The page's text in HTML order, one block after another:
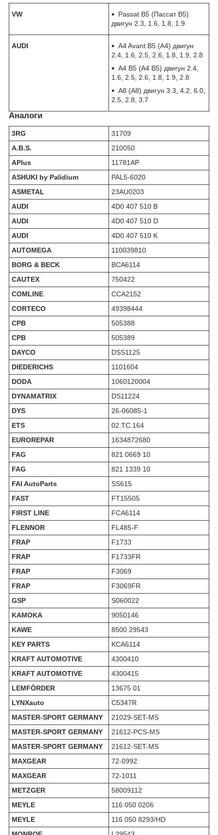
VW
Passat B5 (Пассат В5)
двигун 2.3, 1.6, 1.8, 1.9
AUDI
A4 Avant B5 (А4) двигун
2.4, 1.6, 2.5, 2.6, 1.8, 1.9, 2.8
A4 B5 (А4 В5) двигун 2.4,
1.6, 2.5, 2.6, 1.8, 1.9, 2.8
A8 (А8) двигун 3.3, 4.2, 6.0,
2.5, 2.8, 3.7
Аналоги
3RG
31709
A.B.S.
210050
APlus
11781AP
ASHUKI by Palidium
PAL5-6020
ASMETAL
23AU0203
AUDI
4D0 407 510 B
AUDI
4D0 407 510 D
AUDI
4D0 407 510 K
AUTOMEGA
110039810
BORG & BECK
BCA6114
CAUTEX
750422
COMLINE
CCA2152
CORTECO
49398444
CPB
505388
CPB
505389
DAYCO
DSS1125
DIEDERICHS
1101604
DODA
1060120004
DYNAMATRIX
DS11224
DYS
26-06085-1
ETS
02.TC.164
EUROREPAR
1634872680
FAG
821 0669 10
FAG
821 1339 10
FAI AutoParts
SS615
FAST
FT15505
FIRST LINE
FCA6114
FLENNOR
FL485-F
FRAP
F1733
FRAP
F1733FR
FRAP
F3069
FRAP
F3069FR
GSP
S060022
KAMOKA
9050146
KAWE
8500 29543
KEY PARTS
KCA6114
KRAFT AUTOMOTIVE
4300410
KRAFT AUTOMOTIVE
4300415
LEMFÖRDER
13675 01
LYNXauto
C5347R
MASTER-SPORT GERMANY
21029-SET-MS
MASTER-SPORT GERMANY
21612-PCS-MS
MASTER-SPORT GERMANY
21612-SET-MS
MAXGEAR
72-0992
MAXGEAR
72-1011
METZGER
58009112
MEYLE
116 050 0206
MEYLE
116 050 8293/HD